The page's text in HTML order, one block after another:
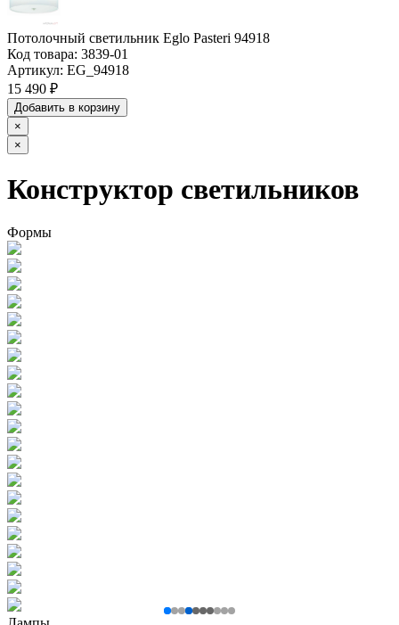
Потолочный светильник Eglo Pasteri 94918
Код товара: 3839-01
Артикул: EG_94918
15 490 ₽
Добавить в корзину
×
×
Конструктор светильников
Формы